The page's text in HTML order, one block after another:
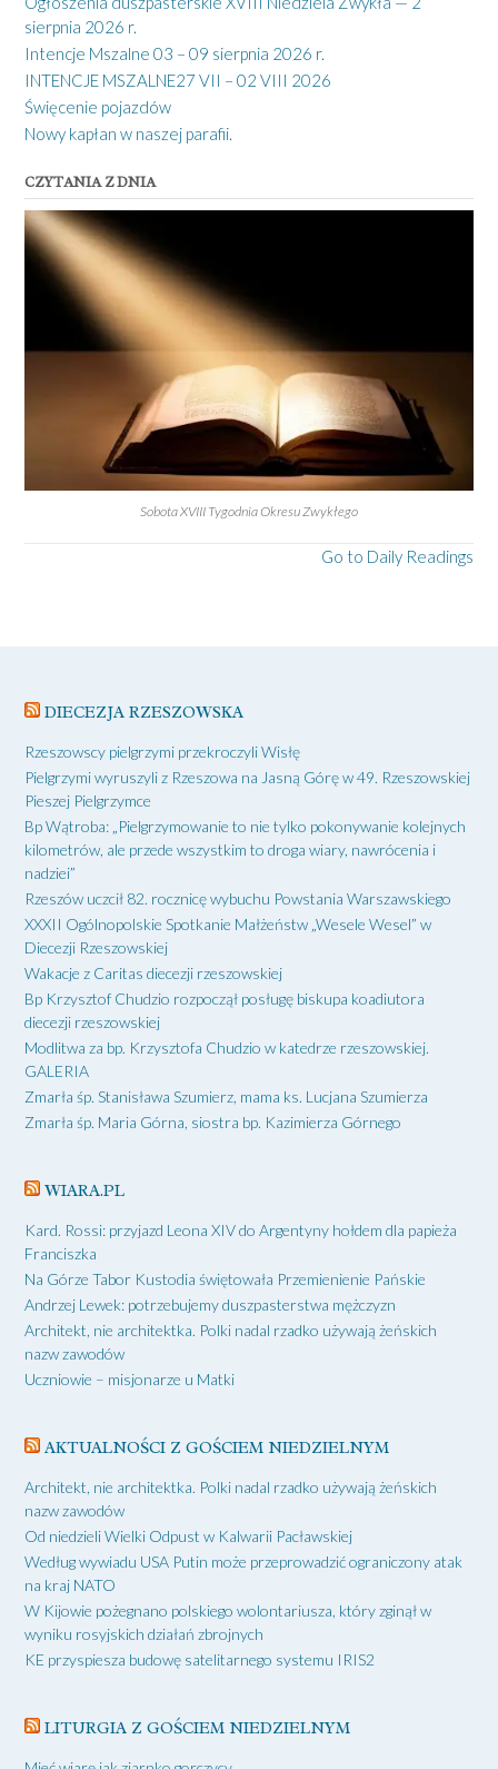
sierpnia 2026 r.
Intencje Mszalne 03 – 09 sierpnia 2026 r.
INTENCJE MSZALNE27 VII – 02 VIII 2026
Święcenie pojazdów
Nowy kapłan w naszej parafii.
CZYTANIA Z DNIA
Sobota XVIII Tygodnia Okresu Zwykłego
Go to Daily Readings
DIECEZJA RZESZOWSKA
Rzeszowscy pielgrzymi przekroczyli Wisłę
Pielgrzymi wyruszyli z Rzeszowa na Jasną Górę w 49. Rzeszowskiej
Pieszej Pielgrzymce
Bp Wątroba: „Pielgrzymowanie to nie tylko pokonywanie kolejnych
kilometrów, ale przede wszystkim to droga wiary, nawrócenia i
nadziei”
Rzeszów uczcił 82. rocznicę wybuchu Powstania Warszawskiego
XXXII Ogólnopolskie Spotkanie Małżeństw „Wesele Wesel” w
Diecezji Rzeszowskiej
Wakacje z Caritas diecezji rzeszowskiej
Bp Krzysztof Chudzio rozpoczął posługę biskupa koadiutora
diecezji rzeszowskiej
Modlitwa za bp. Krzysztofa Chudzio w katedrze rzeszowskiej.
GALERIA
Zmarła śp. Stanisława Szumierz, mama ks. Lucjana Szumierza
Zmarła śp. Maria Górna, siostra bp. Kazimierza Górnego
WIARA.PL
Kard. Rossi: przyjazd Leona XIV do Argentyny hołdem dla papieża
Franciszka
Na Górze Tabor Kustodia świętowała Przemienienie Pańskie
Andrzej Lewek: potrzebujemy duszpasterstwa mężczyzn
Architekt, nie architektka. Polki nadal rzadko używają żeńskich
nazw zawodów
Uczniowie – misjonarze u Matki
AKTUALNOŚCI Z GOŚCIEM NIEDZIELNYM
Architekt, nie architektka. Polki nadal rzadko używają żeńskich
nazw zawodów
Od niedzieli Wielki Odpust w Kalwarii Pacławskiej
Według wywiadu USA Putin może przeprowadzić ograniczony atak
na kraj NATO
W Kijowie pożegnano polskiego wolontariusza, który zginął w
wyniku rosyjskich działań zbrojnych
KE przyspiesza budowę satelitarnego systemu IRIS2
LITURGIA Z GOŚCIEM NIEDZIELNYM